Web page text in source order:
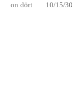
on dört 10/15/30